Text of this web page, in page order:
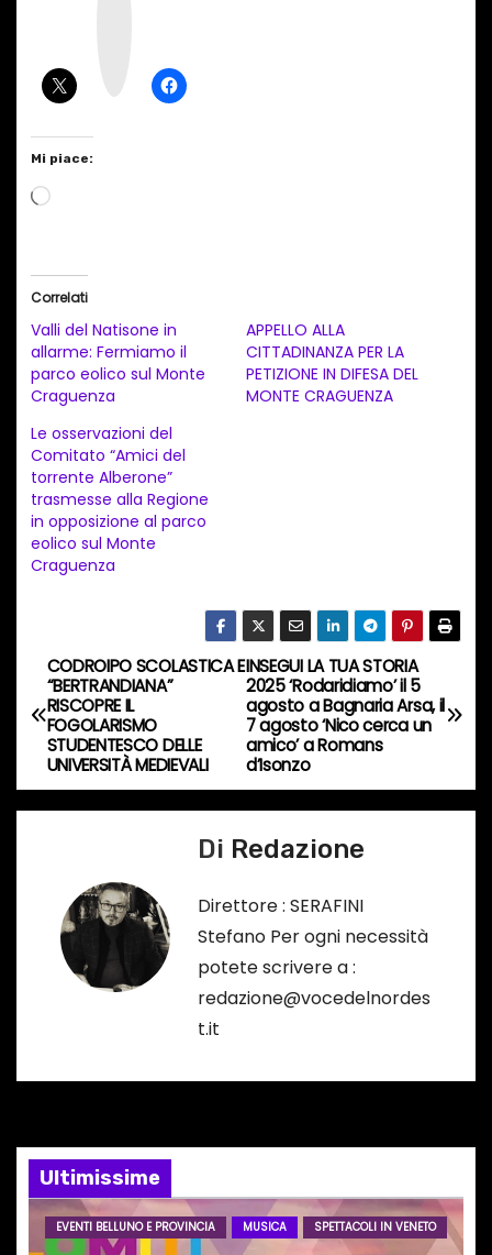
Mi piace:
C
a
m
e
n
t
o
i
n
r
s
o
…
Correlati
Valli del Natisone in
allarme: Fermiamo il
parco eolico sul Monte
Craguenza
APPELLO ALLA
CITTADINANZA PER LA
PETIZIONE IN DIFESA DEL
MONTE CRAGUENZA
Le osservazioni del
Comitato “Amici del
torrente Alberone”
trasmesse alla Regione
in opposizione al parco
eolico sul Monte
Craguenza
N
a
v
i
n
e
a
r
INSEGUI LA TUA STORIA
2025 ‘Rodaridiamo’ il 5
agosto a Bagnaria Arsa, il
7 agosto ‘Nico cerca un
amico’ a Romans
d’Isonzo
CODROIPO SCOLASTICA E
“BERTRANDIANA”
RISCOPRE IL
FOGOLARISMO
STUDENTESCO DELLE
UNIVERSITÀ MEDIEVALI
Di Redazione
Direttore : SERAFINI
Stefano Per ogni necessità
potete scrivere a :
redazione@vocedelnordes
t.it
Ultimissime
EVENTI BELLUNO E PROVINCIA MUSICA SPETTACOLI IN VENETO